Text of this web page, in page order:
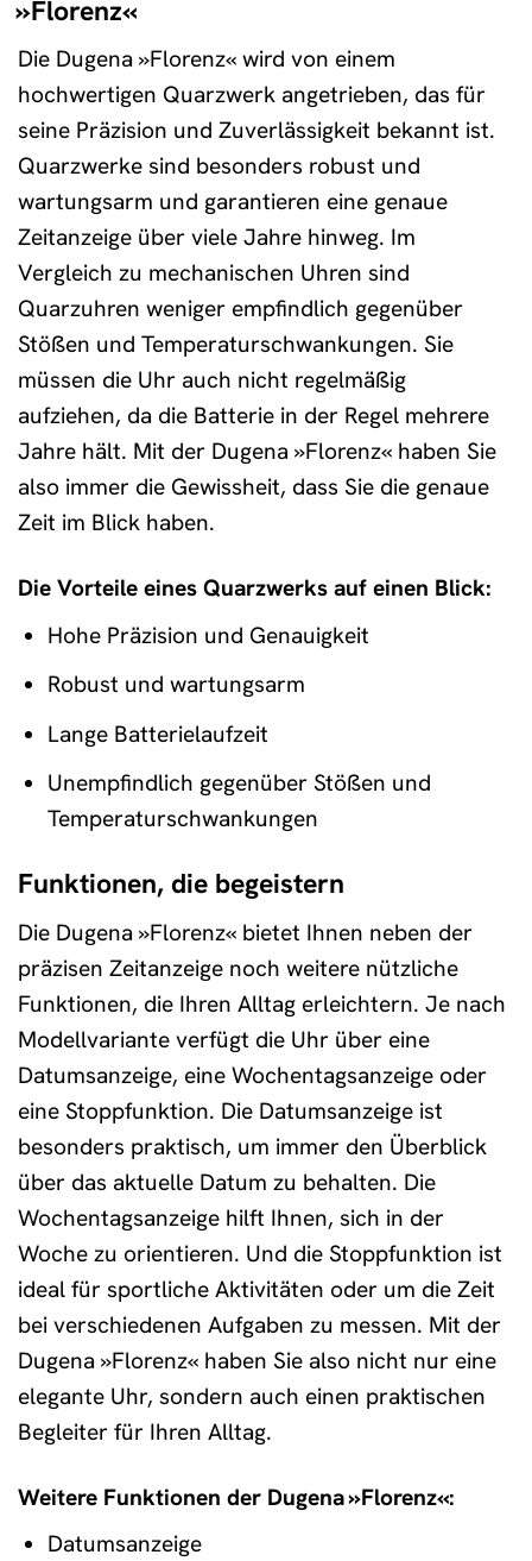
»Florenz«
Die Dugena »Florenz« wird von einem
hochwertigen Quarzwerk angetrieben, das für
seine Präzision und Zuverlässigkeit bekannt ist.
Quarzwerke sind besonders robust und
wartungsarm und garantieren eine genaue
Zeitanzeige über viele Jahre hinweg. Im
Vergleich zu mechanischen Uhren sind
Quarzuhren weniger empfindlich gegenüber
Stößen und Temperaturschwankungen. Sie
müssen die Uhr auch nicht regelmäßig
aufziehen, da die Batterie in der Regel mehrere
Jahre hält. Mit der Dugena »Florenz« haben Sie
also immer die Gewissheit, dass Sie die genaue
Zeit im Blick haben.
Die Vorteile eines Quarzwerks auf einen Blick:
Hohe Präzision und Genauigkeit
Robust und wartungsarm
Lange Batterielaufzeit
Unempfindlich gegenüber Stößen und
Temperaturschwankungen
Funktionen, die begeistern
Die Dugena »Florenz« bietet Ihnen neben der
präzisen Zeitanzeige noch weitere nützliche
Funktionen, die Ihren Alltag erleichtern. Je nach
Modellvariante verfügt die Uhr über eine
Datumsanzeige, eine Wochentagsanzeige oder
eine Stoppfunktion. Die Datumsanzeige ist
besonders praktisch, um immer den Überblick
über das aktuelle Datum zu behalten. Die
Wochentagsanzeige hilft Ihnen, sich in der
Woche zu orientieren. Und die Stoppfunktion ist
ideal für sportliche Aktivitäten oder um die Zeit
bei verschiedenen Aufgaben zu messen. Mit der
Dugena »Florenz« haben Sie also nicht nur eine
elegante Uhr, sondern auch einen praktischen
Begleiter für Ihren Alltag.
Weitere Funktionen der Dugena »Florenz«:
Datumsanzeige